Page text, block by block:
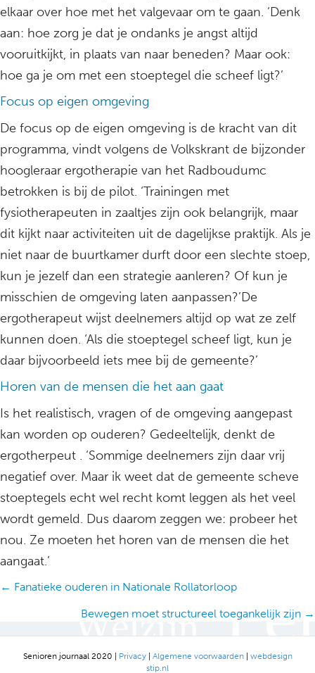
elkaar over hoe met het valgevaar om te gaan. ‘Denk
aan: hoe zorg je dat je ondanks je angst altijd
vooruitkijkt, in plaats van naar beneden? Maar ook:
hoe ga je om met een stoeptegel die scheef ligt?’
Focus op eigen omgeving
De focus op de eigen omgeving is de kracht van dit
programma, vindt volgens de Volkskrant de bijzonder
hoogleraar ergotherapie van het Radboudumc
betrokken is bij de pilot. ‘Trainingen met
fysiotherapeuten in zaaltjes zijn ook belangrijk, maar
dit kijkt naar activiteiten uit de dagelijkse praktijk. Als je
niet naar de buurtkamer durft door een slechte stoep,
kun je jezelf dan een strategie aanleren? Of kun je
misschien de omgeving laten aanpassen?’De
ergotherapeut wijst deelnemers altijd op wat ze zelf
kunnen doen. ‘Als die stoeptegel scheef ligt, kun je
daar bijvoorbeeld iets mee bij de gemeente?’
Horen van de mensen die het aan gaat
Is het realistisch, vragen of de omgeving aangepast
kan worden op ouderen? Gedeeltelijk, denkt de
ergotherpeut . ‘Sommige deelnemers zijn daar vrij
negatief over. Maar ik weet dat de gemeente scheve
stoeptegels echt wel recht komt leggen als het veel
wordt gemeld. Dus daarom zeggen we: probeer het
nou. Ze moeten het horen van de mensen die het
aangaat.’
Posts
← Fanatieke ouderen in Nationale Rollatorloop
Bewegen moet structureel toegankelijk zijn →
Senioren journaal 2020 | Privacy| Algemene voorwaarden| webdesign
stip.nl